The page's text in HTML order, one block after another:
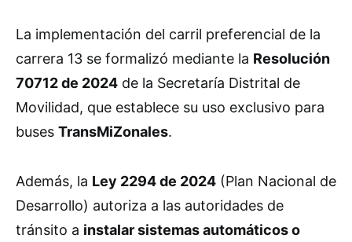
La implementación del carril preferencial de la
carrera 13 se formalizó mediante la Resolución
70712 de 2024 de la Secretaría Distrital de
Movilidad, que establece su uso exclusivo para
buses TransMiZonales.
Además, la Ley 2294 de 2024 (Plan Nacional de
Desarrollo) autoriza a las autoridades de
tránsito a instalar sistemas automáticos o